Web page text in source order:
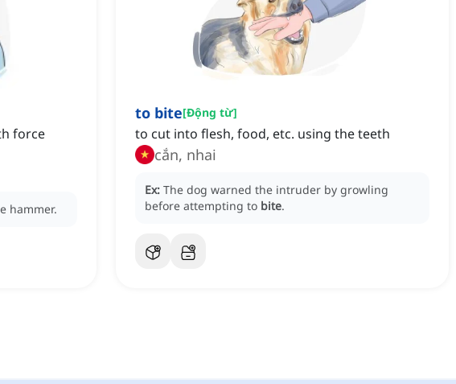
force
hammer.
to bite[Động từ]
to cut into flesh, food, etc. using the teeth
cắn, nhai
Ex: The dog warned the intruder by growling
before attempting to bite.